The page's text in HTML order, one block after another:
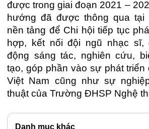
được trong giai đoạn 2021 –
hướng đã được thông qua tại
nền tảng để Chi hội tiếp tục
hợp, kết nối đội ngũ nhạc sĩ,
động sáng tác, nghiên cứu,
tạo, góp phần vào sự phát triển
Việt Nam cũng như sự
thuật của Trường ĐHSP Nghệ
Danh mục khác